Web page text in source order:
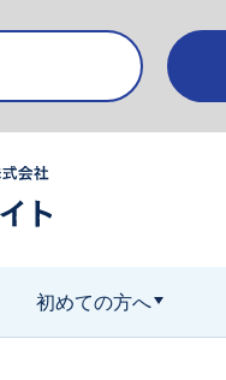
初めての方へ